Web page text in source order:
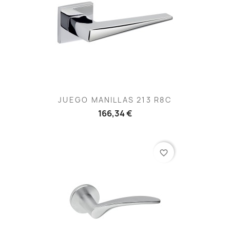
JUEGO MANILLAS 213 R8C
166,34 €
favorite_border